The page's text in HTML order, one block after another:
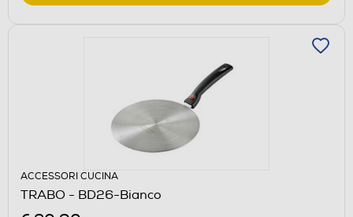
ACCESSORI CUCINA
TRABO - BD26-Bianco